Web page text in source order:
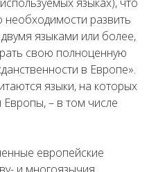
развить
языками или более,
свою полноценную
в Европе».
языки, на которых
– в том числе
европейские